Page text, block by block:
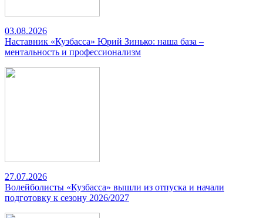
03.08.2026
Наставник «Кузбасса» Юрий Зинько: наша база –
ментальность и профессионализм
27.07.2026
Волейболисты «Кузбасса» вышли из отпуска и начали
подготовку к сезону 2026/2027